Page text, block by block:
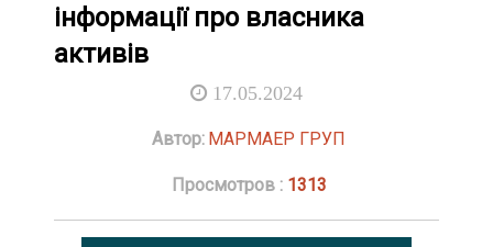
інформації про власника
активів
17.05.2024
Автор: МАРМАЕР ГРУП
Просмотров : 1313